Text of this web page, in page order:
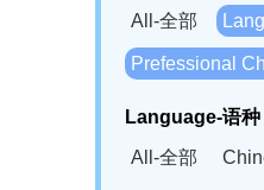
All-全部
Prefessional
Language-语种
All-全部